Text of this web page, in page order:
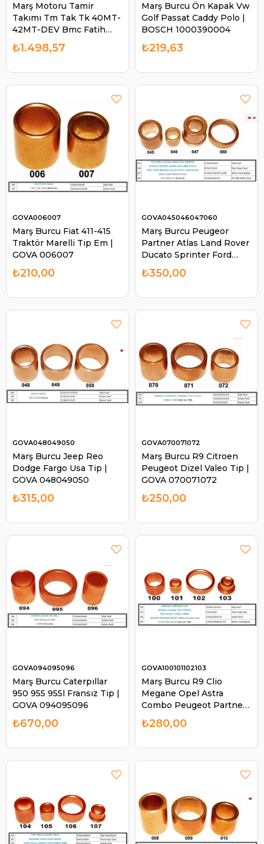
Marş Motoru Tamir
Takımı Tm Tak Tk 40MT-
42MT-DEV Bmc Fatih
Marş Tm Tk UTT6538-
MTT220 | AES MTT220
₺1.498,57
Marş Burcu Ön Kapak Vw
Golf Passat Caddy Polo |
BOSCH 1000390004
₺219,63
Marş Burcu Fiat 411-415
Traktör Marelli Tip Em |
GOVA 006007
GOVA006007
₺210,00
Marş Burcu Peugeor
Partner Atlas Land Rover
Ducato Sprinter Ford
Magirus Bosch Tip |
GOVA 045046047060
GOVA045046047060
₺350,00
Marş Burcu Jeep Reo
Dodge Fargo Usa Tip |
GOVA 048049050
GOVA048049050
₺315,00
Marş Burcu R9 Citroen
Peugeot Dizel Valeo Tip |
GOVA 070071072
GOVA070071072
₺250,00
Marş Burcu Caterpıllar
950 955 955l Fransız Tip |
GOVA 094095096
GOVA094095096
₺670,00
Marş Burcu R9 Clio
Megane Opel Astra
Combo Peugeot Partner
Mıknatıslı Mars Valeo Tip
| GOVA 100101102103
GOVA100101102103
₺280,00